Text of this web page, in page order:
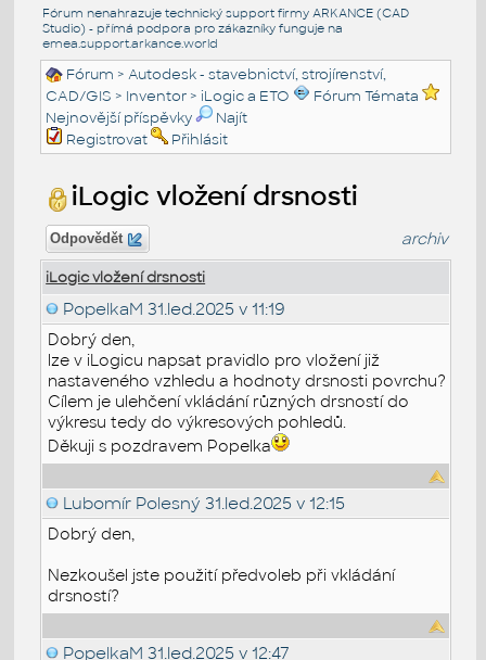
Fórum nenahrazuje technický support firmy ARKANCE (CAD
Studio) - přímá podpora pro zákazníky funguje na
emea.support.arkance.world
Fórum >Autodesk - stavebnictví, strojírenství,
CAD/GIS > Inventor > iLogic a ETO
Fórum Témata
Nejnovější příspěvky
Najít
Registrovat
Přihlásit
iLogic vložení drsnosti
Odpovědět archiv
iLogic vložení drsnosti
PopelkaM 31.led.2025 v 11:19
Dobrý den,
lze v iLogicu napsat pravidlo pro vložení již
nastaveného vzhledu a hodnoty drsnosti povrchu?
Cílem je ulehčení vkládání různých drsností do
výkresu tedy do výkresových pohledů.
Děkuji s pozdravem Popelka
Lubomír Polesný 31.led.2025 v 12:15
Dobrý den,
Nezkoušel jste použití předvoleb při vkládání
drsností?
PopelkaM 31.led.2025 v 12:47